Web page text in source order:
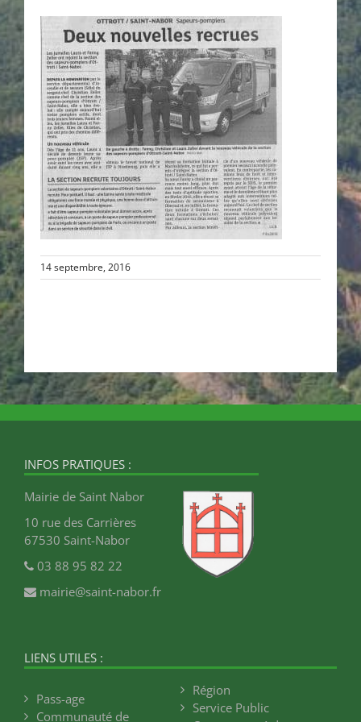
14 septembre, 2016
INFOS PRATIQUES :
Mairie de Saint Nabor
10 rue des Carrières
67530 Saint-Nabor
03 88 95 82 22
mairie@saint-nabor.fr
LIENS UTILES :
Pass-age
Communauté de
Région
Service Public